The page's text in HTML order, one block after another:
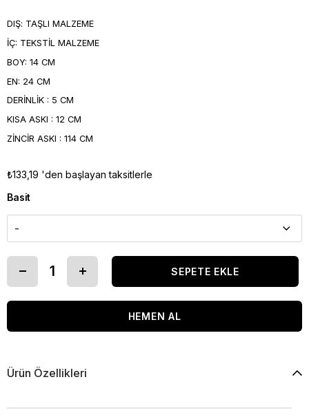
DIŞ: TAŞLI MALZEME
İÇ: TEKSTİL MALZEME
BOY: 14 CM
EN: 24 CM
DERİNLİK : 5 CM
KISA ASKI : 12 CM
ZİNCİR ASKI : 114 CM
₺133,19 'den başlayan taksitlerle
Basit
Ürün Özellikleri